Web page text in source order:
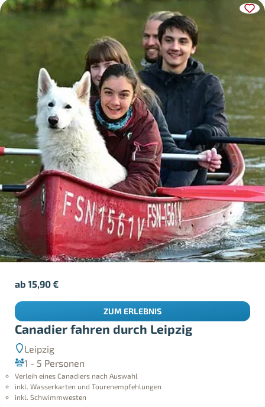
Canadier fahren durch Leipzig
Leipzig
1 - 5 Personen
Verleih eines Canadiers nach Auswahl
inkl. Wasserkarten und Tourenempfehlungen
inkl. Schwimmwesten
ab15,90€
ZUM ERLEBNIS